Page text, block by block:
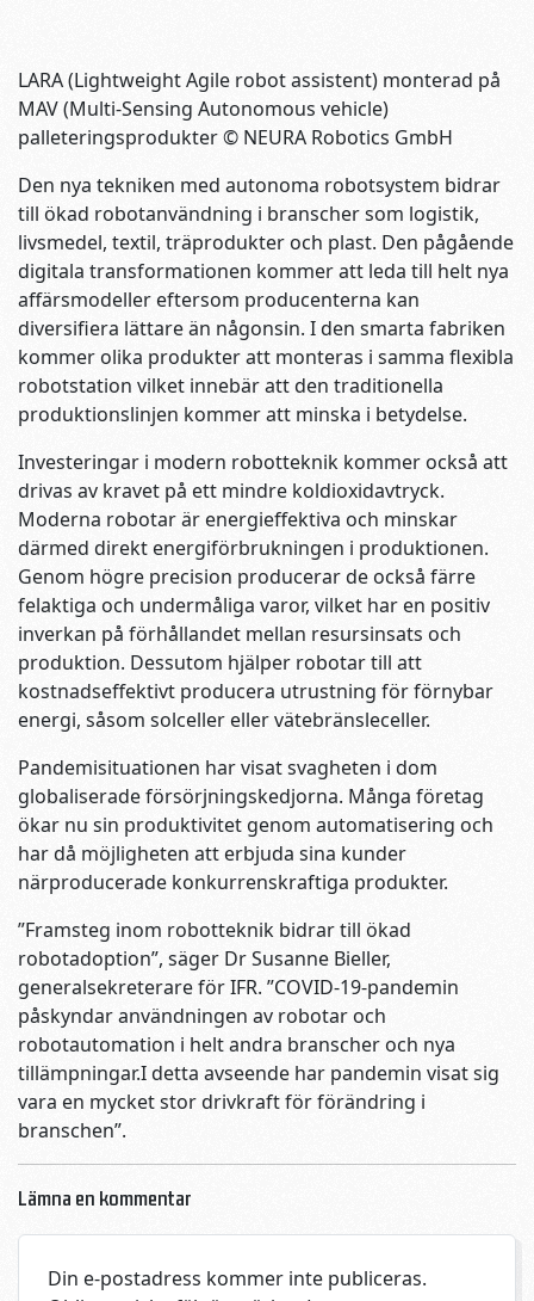
LARA (Lightweight Agile robot assistent) monterad på
MAV (Multi-Sensing Autonomous vehicle)
palleteringsprodukter © NEURA Robotics GmbH
Den nya tekniken med autonoma robotsystem bidrar
till ökad robotanvändning i branscher som logistik,
livsmedel, textil, träprodukter och plast. Den pågående
digitala transformationen kommer att leda till helt nya
affärsmodeller eftersom producenterna kan
diversifiera lättare än någonsin. I den smarta fabriken
kommer olika produkter att monteras i samma flexibla
robotstation vilket innebär att den traditionella
produktionslinjen kommer att minska i betydelse.
Investeringar i modern robotteknik kommer också att
drivas av kravet på ett mindre koldioxidavtryck.
Moderna robotar är energieffektiva och minskar
därmed direkt energiförbrukningen i produktionen.
Genom högre precision producerar de också färre
felaktiga och undermåliga varor, vilket har en positiv
inverkan på förhållandet mellan resursinsats och
produktion. Dessutom hjälper robotar till att
kostnadseffektivt producera utrustning för förnybar
energi, såsom solceller eller vätebränsleceller.
Pandemisituationen har visat svagheten i dom
globaliserade försörjningskedjorna. Många företag
ökar nu sin produktivitet genom automatisering och
har då möjligheten att erbjuda sina kunder
närproducerade konkurrenskraftiga produkter.
”Framsteg inom robotteknik bidrar till ökad
robotadoption”, säger Dr Susanne Bieller,
generalsekreterare för IFR. ”COVID-19-pandemin
påskyndar användningen av robotar och
robotautomation i helt andra branscher och nya
tillämpningar.I detta avseende har pandemin visat sig
vara en mycket stor drivkraft för förändring i
branschen”.
Lämna en kommentar
Din e-postadress kommer inte publiceras.